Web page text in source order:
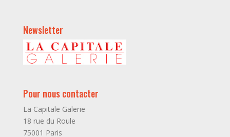
Newsletter
Pour nous contacter
La Capitale Galerie
18 rue du Roule
75001 Paris